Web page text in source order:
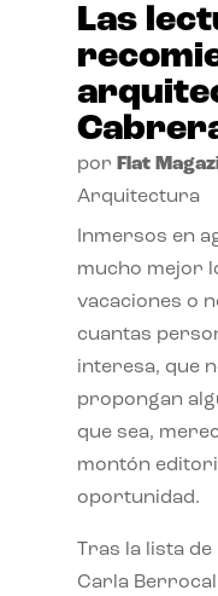
Las
por Flat
Arquitectura
Inmersos en
mucho mejor
vacaciones o
cuantas
interesa, que
propongan
que sea,
montón
oportunidad.
Tras la lista
Carla